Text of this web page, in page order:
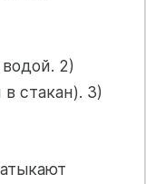
водой. 2)
стакан). 3)